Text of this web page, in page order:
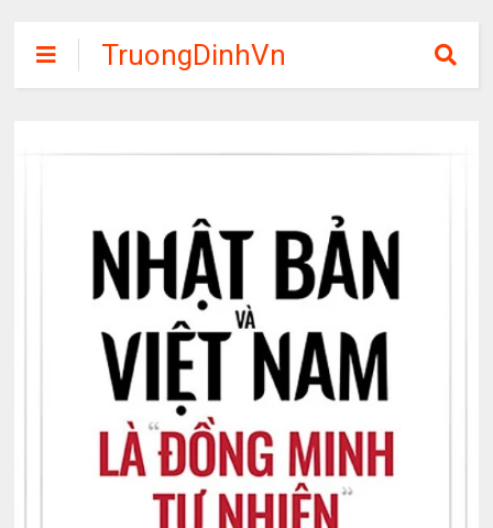
TruongDinhVn
Chia sẽ ebook,
phần mềm học